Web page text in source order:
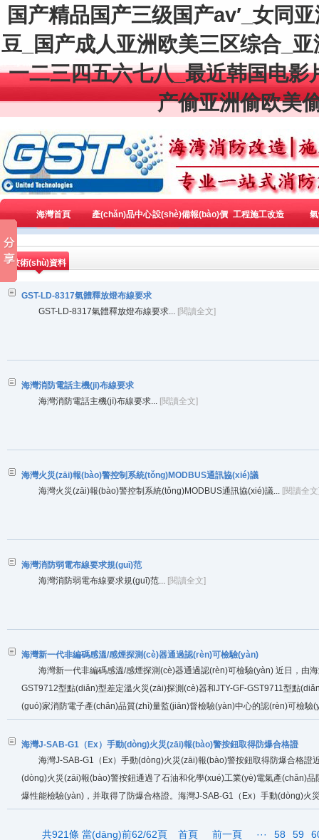
国产精品国产三级国产av′_女同
豆_国产成人亚洲欧美三区综合_
一二三四五六七八_最近韩国电影
产偷亚洲偷欧美
海灣首頁 產(chǎn)品中心設(shè)備報(bào)價 工程施工改造
技術(shù)資料
GST-LD-8317氣體釋放燈布線要求
GST-LD-8317氣體釋放燈布線要求... [閱讀全文]
海灣消防電話主機(jī)布線要求
海灣消防電話主機(jī)布線要求... [閱讀全文]
海灣火災(zāi)報(bào)警控制系統(tǒng)MODBUS通訊協(xié)議
海灣火災(zāi)報(bào)警控制系統(tǒng)MODBUS通訊協(xié)議... [閱讀全
海灣消防弱電布線要求規(guī)范
海灣消防弱電布線要求規(guī)范... [閱讀全文]
海灣新一代非編碼感溫/感煙探測(cè)器通過認(rèn)可檢驗(yàn)
海灣新一代非編碼感溫/感煙探測(cè)器通過認(rèn)可檢驗(yàn) 近日，
GST9712型點(diǎn)型差定溫火災(zāi)探測(cè)器和JTY-GF-GST9711型點
(guó)家消防電子產(chǎn)品質(zhì)量監(jiān)督檢驗(yàn)中心的認(rèn)可檢驗
海灣J-SAB-G1（Ex）手動(dòng)火災(zāi)報(bào)警按鈕取得防爆合格證
海灣J-SAB-G1（Ex）手動(dòng)火災(zāi)報(bào)警按鈕取得防爆合格證近
(dòng)火災(zāi)報(bào)警按鈕通過了石油和化學(xué)工業(yè)電氣產(chǎn)
爆性能檢驗(yàn)，并取得了防爆合格證。海灣J-SAB-G1（Ex）手動(dòng)
共921條 當(dāng)前62/62頁 首頁 前一頁 ··· 58 59